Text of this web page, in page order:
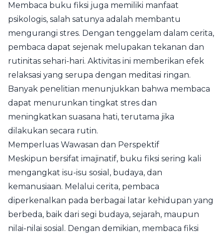
Membaca buku fiksi juga memiliki manfaat
psikologis, salah satunya adalah membantu
mengurangi stres. Dengan tenggelam dalam cerita,
pembaca dapat sejenak melupakan tekanan dan
rutinitas sehari-hari. Aktivitas ini memberikan efek
relaksasi yang serupa dengan meditasi ringan.
Banyak penelitian menunjukkan bahwa membaca
dapat menurunkan tingkat stres dan
meningkatkan suasana hati, terutama jika
dilakukan secara rutin.
Memperluas Wawasan dan Perspektif
Meskipun bersifat imajinatif, buku fiksi sering kali
mengangkat isu-isu sosial, budaya, dan
kemanusiaan. Melalui cerita, pembaca
diperkenalkan pada berbagai latar kehidupan yang
berbeda, baik dari segi budaya, sejarah, maupun
nilai-nilai sosial. Dengan demikian, membaca fiksi